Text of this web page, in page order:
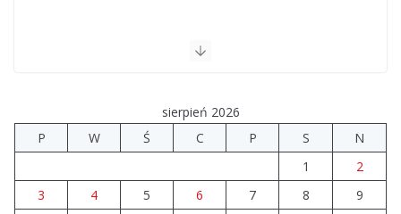
sierpień 2026
P
W Ś C P S
N
1
2
3
4 5 6 7 8
9